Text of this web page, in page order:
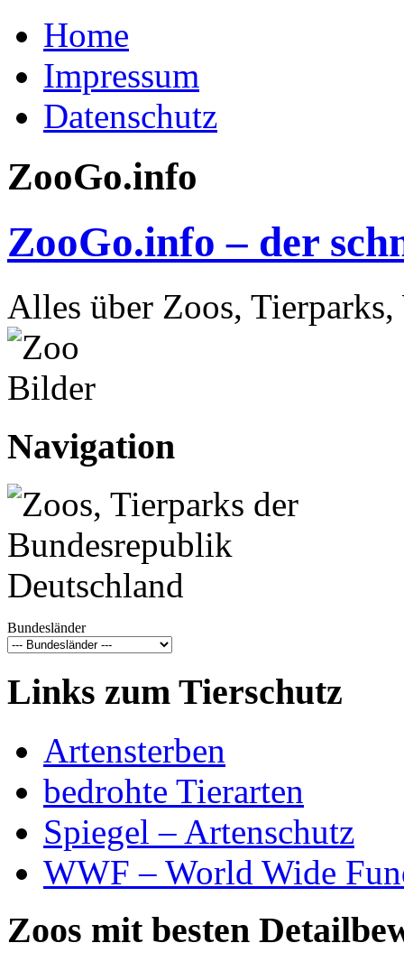
Home
Impressum
Datenschutz
ZooGo.info
ZooGo.info – der
Alles über Zoos,
Navigation
Bundesländer
Links zum Tierschutz
Artensterben
bedrohte Tierarten
Spiegel – Artenschutz
WWF – World Wide
Zoos mit besten